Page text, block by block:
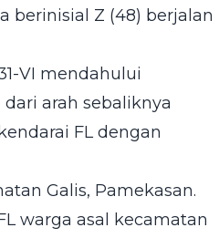
berinisial Z (48) berjalan
VI mendahului
arah sebaliknya
FL dengan
Galis, Pamekasan.
warga asal kecamatan